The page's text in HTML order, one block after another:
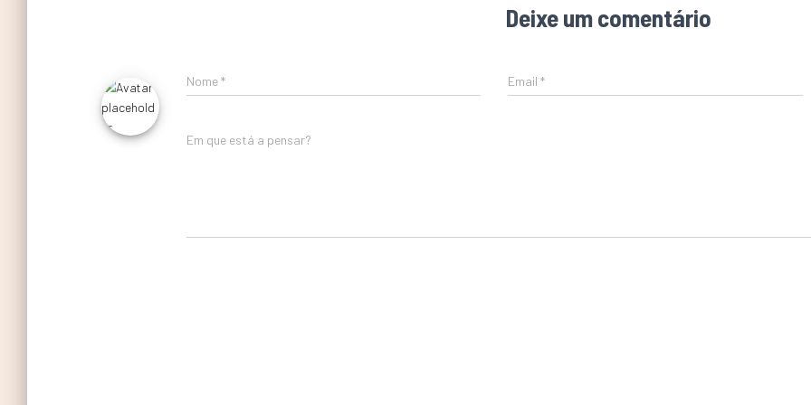
Deixe um comentário
Nome* Email*
Em que está a pensar?